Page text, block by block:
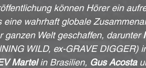
können Hörer ein
wahrhaft globale
ganzen Welt geschaffen, darunter
WILD, ex-GRAVE DIGGER)
Martel in Brasilien, Gus Acosta